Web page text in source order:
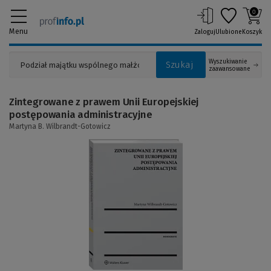
Menu
Szukaj
Wyszukiwanie
zaawansowane
ZalogujUlubione
0
Koszyk
(Link
Zintegrowane z prawem Unii Europejskiej
postępowania administracyjne
Martyna B. Wilbrandt-Gotowicz